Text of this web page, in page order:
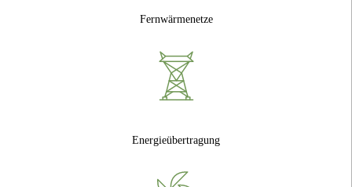
Fernwärmenetze
Energieübertragung